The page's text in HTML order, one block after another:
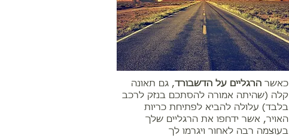
כאשר הרגליים על הדשבורד, גם תאונה
קלה (שהיתה אמורה להסתכם בנזק לרכב
בלבד) עלולה להביא לפתיחת כרי​ו​ת
האויר, אשר ​ידחפו​ את הרגליים שלך ​
בעוצמה רבה​ לאחור ויגרמו​ ל​ך ​